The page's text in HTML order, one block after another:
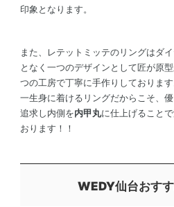
印象となります。
また、レテットミッテのリングはダ
となく一つのデザインとして匠が原
つの工房で丁寧に手作りしております
一生身に着けるリングだからこそ、
追求し内側を内甲丸に仕上げること
おります！！
WEDY仙台おす